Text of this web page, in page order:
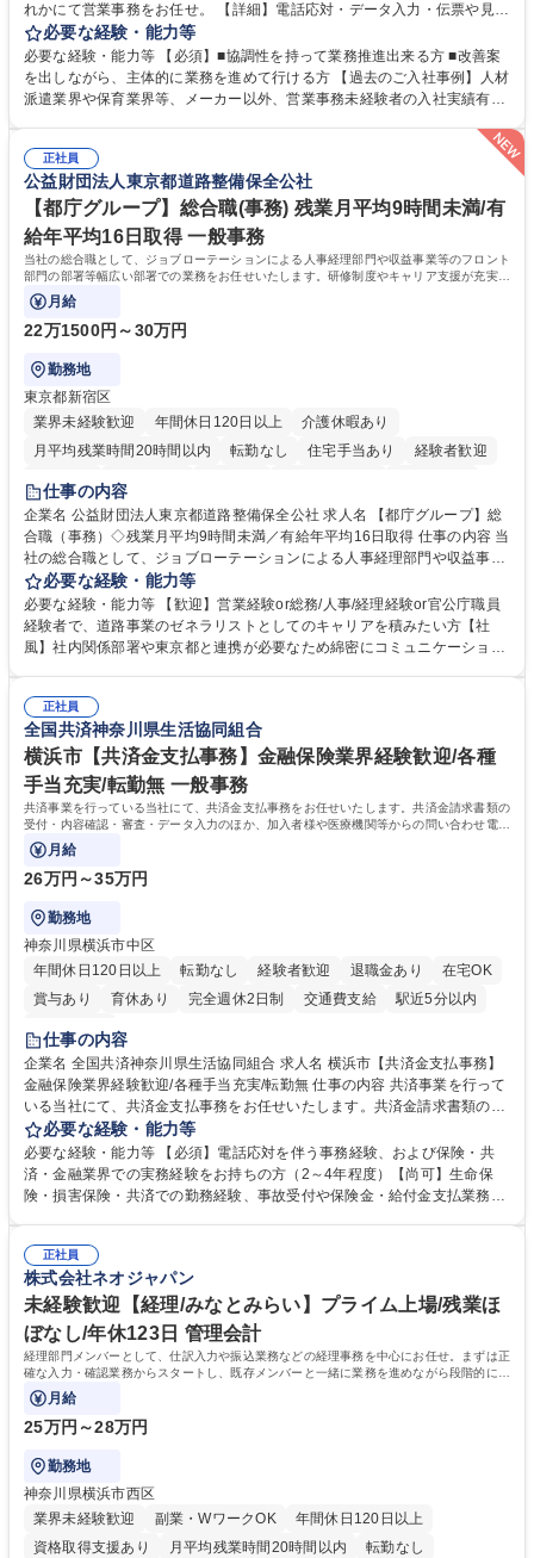
れかにて営業事務をお任せ。 【詳細】電話応対・データ入力・伝票や見積
の作成・カタログ送付・来客対応・営業所内で発生する事務業務や業務改
善をお任せ。 【教育制度】ご入社後、育成担当とペアになりながらOJTに
て業務を覚えていただくことが可能です。業務システムがきちんと構築さ
れているため、スムーズに仕事に慣れることができる環境です。また、
常に改善を目指す風土のため、安心して業務に取り組んでいただけます。
募集職種 【大阪・京都・滋賀】営業事務 ※未経験可
必要な経験・能力等
必要な経験・能力等 【必須】■協調性を持って業務推進出来る方 ■改善案
を出しながら、主体的に業務を進めて行ける方 【過去のご入社事例】人材
派遣業界や保育業界等、メーカー以外、営業事務未経験者の入社実績有
により、キーエンスの付加価値向上に貢献します。ベースの定型業務に加
えて、お客様や社員の状況に合わせ、能動的なサポート、改善の動きも期
待され。組織を支えるスペシャリストとして、チームに貢献し、結果的に
社員から頼られる存在になることができます。平均19:30の退勤以降の業
務の持ち帰りも禁止されており、メリハリのある働き方となります。 学
歴・資格 学歴：大学院 大学 高専 短大 語学力： 資格：
正社員
公益財団法人東京都道路整備保全公社
【都庁グループ】総合職(事務) 残業月平均9時間未満/有
給年平均16日取得 一般事務
当社の総合職として、ジョブローテーションによる人事経理部門や収益事業等のフロント
部門の部署等幅広い部署での業務をお任せいたします。研修制度やキャリア支援が充実し
ております！ ※下記業務詳細
月給
22万1500円～30万円
勤務地
東京都新宿区
業界未経験歓迎
年間休日120日以上
介護休暇あり
月平均残業時間20時間以内
転勤なし 住宅手当あり
経験者歓迎
研修あり
退職金あり
駅近5分以内
資格取得手当あり 食事補助あり
仕事の内容
企業名 公益財団法人東京都道路整備保全公社 求人名 【都庁グループ】総
合職（事務）◇残業月平均9時間未満／有給年平均16日取得 仕事の内容 当
社の総合職として、ジョブローテーションによる人事経理部門や収益事業
等のフロント部門の部署等幅広い部署での業務をお任せいたします。研修
制度やキャリア支援が充実しております！ ※下記業務詳細 【業務詳細】■
管理部門：広報、人事、経理など当公社の運営に係る管理業務 ■収益部
門：駐車場の新規開拓、管理運営、新宿駅西口広場の「イベントコーナ
道路施設や道路工事現場の見学ツアー事業 ※入社後は上記いずれかの部門
へ配属。※業務内容変更の範囲：会社の定める業務 募集職種 【都庁グル
ープ】総合職（事務）◇残業月平均9時間未満／有給年平均16日取得
必要な経験・能力等
必要な経験・能力等 【歓迎】営業経験or総務/人事/経理経験or官公庁職員
経験者で、道路事業のゼネラリストとしてのキャリアを積みたい方【社
風】社内関係部署や東京都と連携が必要なため綿密にコミュニケーション
部門など多岐に渡る業務を経験できます。 ■様々なプロジェクト：駐車場
事業の他、新宿駅西口広場内に設置された照明を兼ねた広告「ブライトサ
イン」の管理運営を行うなど、事業収益を生み出す活動を積極的に行って
います。 学歴・資格 学歴：大学院 大学 高専 短大 専修学校 高校 語学力：
資格：
正社員
全国共済神奈川県生活協同組合
横浜市【共済金支払事務】金融保険業界経験歓迎/各種
手当充実/転勤無 一般事務
共済事業を行っている当社にて、共済金支払事務をお任せいたします。共済金請求書類の
受付・内容確認・審査・データ入力のほか、加入者様や医療機関等からの問い合わせ電話
対応や書類発送等を担当します。
月給
26万円～35万円
勤務地
神奈川県横浜市中区
年間休日120日以上
転勤なし 経験者歓迎 退職金あり
在宅OK
賞与あり
育休あり 完全週休2日制 交通費支給
駅近5分以内
土日祝休み
仕事の内容
企業名 全国共済神奈川県生活協同組合 求人名 横浜市【共済金支払事務】
金融保険業界経験歓迎/各種手当充実/転勤無 仕事の内容 共済事業を行って
いる当社にて、共済金支払事務をお任せいたします。共済金請求書類の受
付・内容確認・審査・データ入力のほか、加入者様や医療機関等からの問
い合わせ電話対応や書類発送等を担当します。 ■共済金請求書類の受付、
内容確認、および共済金支払に関する審査・事務処理業務全般を担当 ■専
用システムへのデータ入力、各種必要書類の作成・発送作業 ■加入者様や
指定する業務 募集職種 横浜市【共済金支払事務】金融保険業界経験歓迎/
各種手当充実/転勤無
必要な経験・能力等
必要な経験・能力等 【必須】電話応対を伴う事務経験、および保険・共
済・金融業界での実務経験をお持ちの方（2～4年程度）【尚可】生命保
険・損害保険・共済での勤務経験、事故受付や保険金・給付金支払業務経
務へのキャリアチェンジ希望者も大歓迎です！ 学歴・資格 学歴：大学院
大学 高専 短大 専修学校 高校 語学力： 資格：
正社員
株式会社ネオジャパン
未経験歓迎【経理/みなとみらい】プライム上場/残業ほ
ぼなし/年休123日 管理会計
経理部門メンバーとして、仕訳入力や振込業務などの経理事務を中心にお任せ。まずは正
確な入力・確認業務からスタートし、既存メンバーと一緒に業務を進めながら段階的に経
理知識を身につけていただきます。
月給
25万円～28万円
勤務地
神奈川県横浜市西区
業界未経験歓迎
副業・WワークOK
年間休日120日以上
資格取得支援あり
月平均残業時間20時間以内 転勤なし